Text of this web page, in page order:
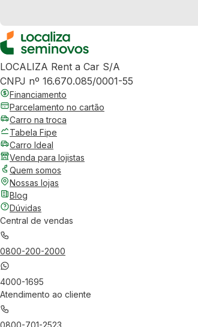
LOCALIZA Rent a Car S/A
CNPJ nº 16.670.085/0001-55
Financiamento
Parcelamento no cartão
Carro na troca
Tabela Fipe
Carro Ideal
Venda para lojistas
Quem somos
Nossas lojas
Blog
Dúvidas
Central de vendas
0800-200-2000
4000-1695
Atendimento ao cliente
0800-701-2523